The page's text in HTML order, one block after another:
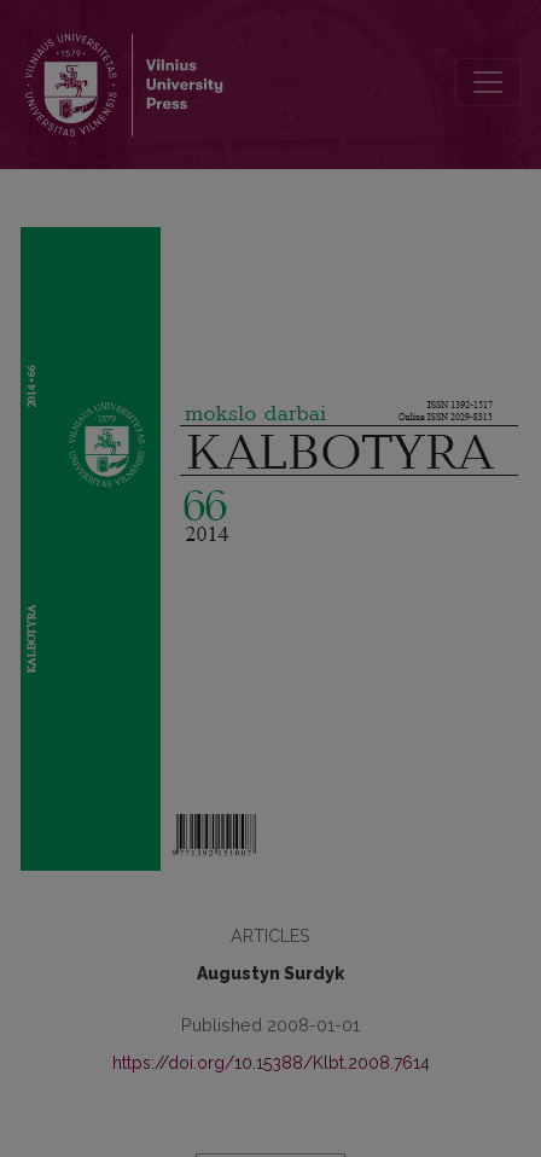
ARTICLES
Augustyn Surdyk
Published 2008-01-01
https://doi.org/10.15388/Klbt.2008.7614